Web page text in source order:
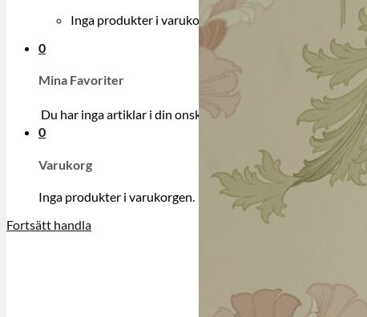
Inga produkter i varukorgen.
0
Mina Favoriter
Du har inga artiklar i din onskelista.
0
Varukorg
Inga produkter i varukorgen.
Fortsätt handla